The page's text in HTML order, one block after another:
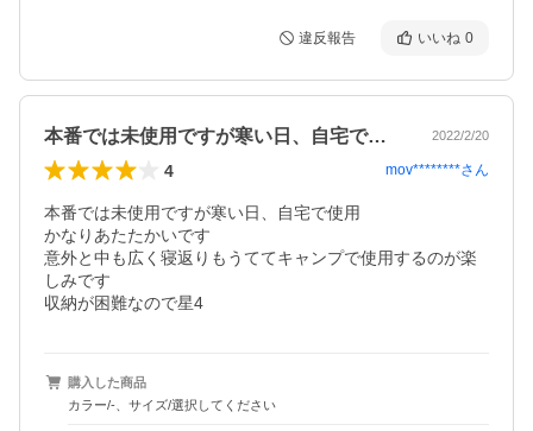
違反報告 いいね 0
本番では未使用ですが寒い日、自宅で使用… 2022/2/20
4 mov********さん
本番では未使用ですが寒い日、自宅で使用
かなりあたたかいです
意外と中も広く寝返りもうててキャンプで使用するのが楽
しみです
収納が困難なので星4
購入した商品
カラー/-、サイズ/選択してください